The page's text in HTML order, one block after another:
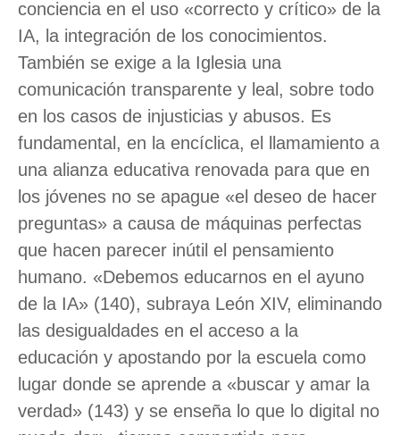
conciencia en el uso «correcto y crítico» de la
IA, la integración de los conocimientos.
También se exige a la Iglesia una
comunicación transparente y leal, sobre todo
en los casos de injusticias y abusos. Es
fundamental, en la encíclica, el llamamiento a
una alianza educativa renovada para que en
los jóvenes no se apague «el deseo de hacer
preguntas» a causa de máquinas perfectas
que hacen parecer inútil el pensamiento
humano. «Debemos educarnos en el ayuno
de la IA» (140), subraya León XIV, eliminando
las desigualdades en el acceso a la
educación y apostando por la escuela como
lugar donde se aprende a «buscar y amar la
verdad» (143) y se enseña lo que lo digital no